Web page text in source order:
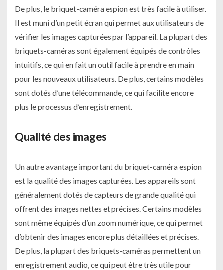
De plus, le briquet-caméra espion est très facile à utiliser.
Il est muni d’un petit écran qui permet aux utilisateurs de
vérifier les images capturées par l’appareil. La plupart des
briquets-caméras sont également équipés de contrôles
intuitifs, ce qui en fait un outil facile à prendre en main
pour les nouveaux utilisateurs. De plus, certains modèles
sont dotés d’une télécommande, ce qui facilite encore
plus le processus d’enregistrement.
Qualité des images
Un autre avantage important du briquet-caméra espion
est la qualité des images capturées. Les appareils sont
généralement dotés de capteurs de grande qualité qui
offrent des images nettes et précises. Certains modèles
sont même équipés d’un zoom numérique, ce qui permet
d’obtenir des images encore plus détaillées et précises.
De plus, la plupart des briquets-caméras permettent un
enregistrement audio, ce qui peut être très utile pour